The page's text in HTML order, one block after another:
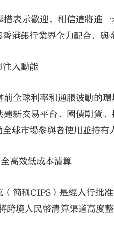
措表示歡迎，相信這將進
港銀行業界全力配合，與
注入動能
前全球利率和通脹波動的
建新交易平台、國債期貨
球市場參與者使用並持有
高效低成本清算
簡稱CIPS）是經人行批
跨境人民幣清算渠道高度